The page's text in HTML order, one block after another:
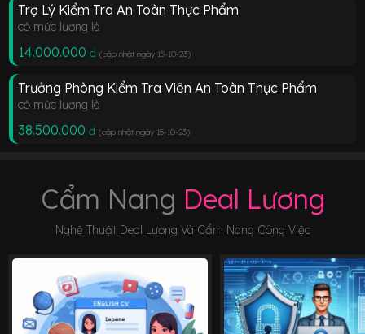
Trợ Lý Kiểm Tra An Toàn Thực Phẩm
có mức lương là
14.000.000 đ (cập nhật ngày 15-10-23)
Trưởng Phòng Kiểm Tra Viên An Toàn Thực Phẩm
có mức lương là
38.500.000 đ (cập nhật ngày 15-10-23)
Cẩm Nang Deal Lương
Nghệ Thuật Deal Lương Và Cẩm Nang Công Việc